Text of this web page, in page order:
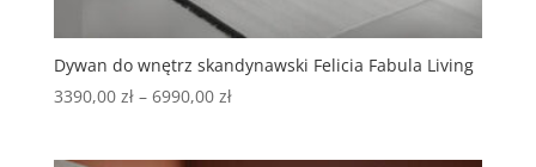
Dywan do wnętrz skandynawski Felicia Fabula Living
3390,00 zł– 6990,00 zł